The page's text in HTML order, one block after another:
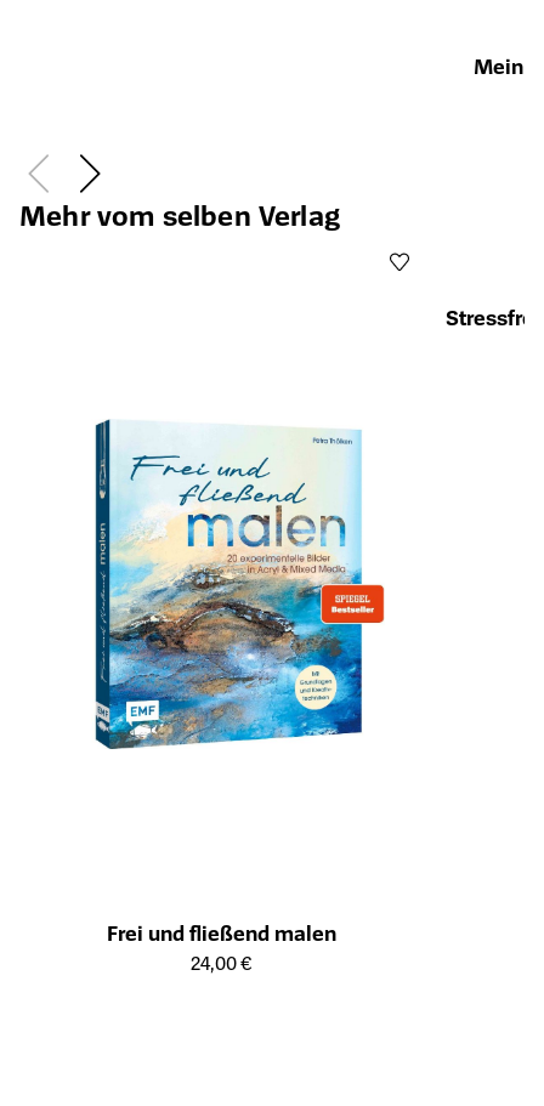
Mein
Mehr vom selben Verlag
Frei und fließend malen
Öffnet die Detailseite des Produkts
24,00 €